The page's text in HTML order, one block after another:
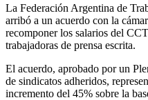
La Federación Argentina de
arribó a un acuerdo con la
recomponer los salarios del
trabajadoras de prensa escrita.
El acuerdo, aprobado por un
de sindicatos adheridos,
incremento del 45% sobre la